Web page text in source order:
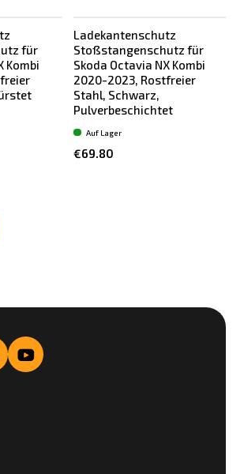
für
Kombi
Ladekantenschutz
Stoßstangenschutz für
Skoda Octavia NX Kombi
2020-2023, Rostfreier
Stahl, Schwarz,
Pulverbeschichtet
€69.80
Auf Lager